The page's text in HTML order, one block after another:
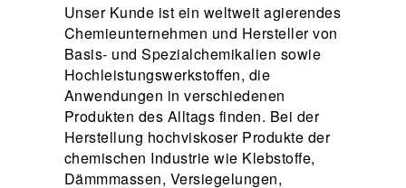
Unser Kunde ist ein weltweit agierendes
Chemieunternehmen und Hersteller von
Basis- und Spezialchemikalien sowie
Hochleistungswerkstoffen, die
Anwendungen in verschiedenen
Produkten des Alltags finden. Bei der
Herstellung hochviskoser Produkte der
chemischen Industrie wie Klebstoffe,
Dämmmassen, Versiegelungen,